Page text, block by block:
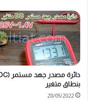
بنطاق متغير
28/05/2022